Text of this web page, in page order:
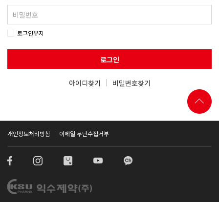
로그인유지
로그인
아이디찾기 비밀번호찾기
개인정보처리방침 이메일 무단수집거부